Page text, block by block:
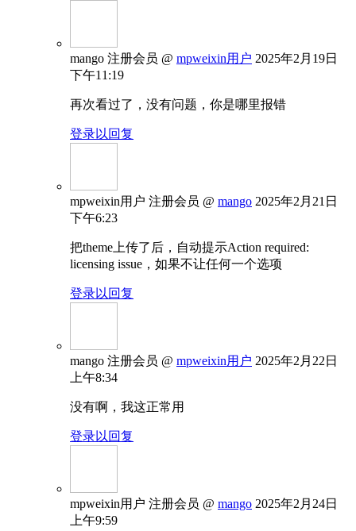
mango 注册会员 @ mpweixin用户 2025年2月19日
下午11:19
再次看过了，没有问题，你是哪里报错
登录以回复
mpweixin用户 注册会员 @ mango 2025年2月21日
下午6:23
把theme上传了后，自动提示Action required:
licensing issue，如果不让任何一个选项
登录以回复
mango 注册会员 @ mpweixin用户 2025年2月22日
上午8:34
没有啊，我这正常用
登录以回复
mpweixin用户 注册会员 @ mango 2025年2月24日
上午9:59